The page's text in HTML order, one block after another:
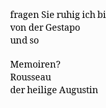
fragen Sie ruhig ich
von der Gestapo
und so
Memoiren?
Rousseau
der heilige Augustin